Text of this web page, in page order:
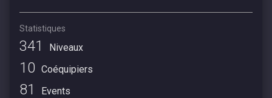
Statistiques
341 Niveaux
10 Coéquipiers
81 Events